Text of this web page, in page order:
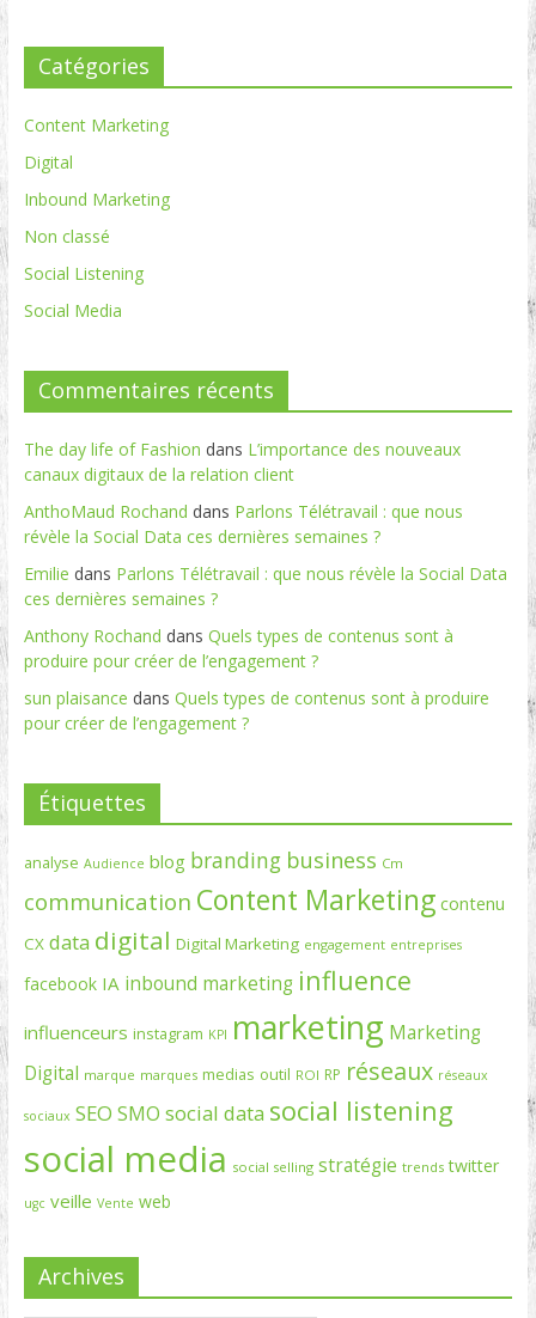
Catégories
Content Marketing
Digital
Inbound Marketing
Non classé
Social Listening
Social Media
Commentaires récents
The day life of Fashion dans L’importance des nouveaux
canaux digitaux de la relation client
AnthoMaud Rochand dans Parlons Télétravail : que nous
révèle la Social Data ces dernières semaines ?
Emilie dans Parlons Télétravail : que nous révèle la Social Data
ces dernières semaines ?
Anthony Rochand dans Quels types de contenus sont à
produire pour créer de l’engagement ?
sun plaisance dans Quels types de contenus sont à produire
pour créer de l’engagement ?
Étiquettes
analyse Audience blog branding business Cm
communication Content Marketing contenu
CX data digital Digital Marketing engagement entreprises
facebook IA inbound marketing influence
influenceurs instagram KPI marketing Marketing
Digital marque marques medias outil ROI RP réseaux réseaux
sociaux SEO SMO social data social listening
social media social selling stratégie trends twitter
ugc veille Vente web
Archives